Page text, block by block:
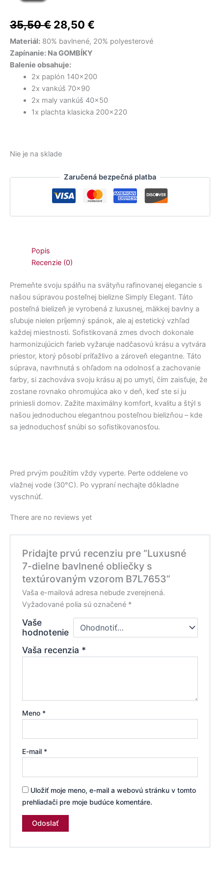
35,50€ bola:
35,50 €.
28,50 €
28,50 €.
Materiál: 80% bavlnené, 20% polyesterové
Zapínanie: Na GOMBÍKY
Balenie obsahuje:
2x paplón 140×200
2x vankúš 70×90
2x maly vankúš 40×50
1x plachta klasicka 200×220
Nie je na sklade
Zaručená bezpečná platba
Popis
Recenzie (0)
Premeňte svoju spálňu na svätyňu rafinovanej elegancie s
našou súpravou posteľnej bielizne Simply Elegant. Táto
posteľná bielizeň je vyrobená z luxusnej, mäkkej bavlny a
sľubuje nielen príjemný spánok, ale aj estetický vzhľad
každej miestnosti. Sofistikovaná zmes dvoch dokonale
harmonizujúcich farieb vyžaruje nadčasovú krásu a vytvára
priestor, ktorý pôsobí príťažlivo a zároveň elegantne. Táto
súprava, navrhnutá s ohľadom na odolnosť a zachovanie
farby, si zachováva svoju krásu aj po umytí, čím zaisťuje, že
zostane rovnako ohromujúca ako v deň, keď ste si ju
priniesli domov. Zažite maximálny komfort, kvalitu a štýl s
našou jednoduchou elegantnou posteľnou bielizňou – kde
sa jednoduchosť snúbi so sofistikovanosťou.
Pred prvým použitím vždy vyperte. Perte oddelene vo
vlažnej vode (30°C). Po vypraní nechajte dôkladne
vyschnúť.
There are no reviews yet
Pridajte prvú recenziu pre “Luxusné
7-dielne bavlnené obliečky s
textúrovaným vzorom B7L7653”
Vaša e-mailová adresa nebude zverejnená.
Vyžadované polia sú označené *
Vaše
hodnotenie
Vaša recenzia *
Meno *
E-mail *
Uložiť moje meno, e-mail a webovú stránku v tomto
prehliadači pre moje budúce komentáre.
17,50 €.
22,00 €.
15,00 €.